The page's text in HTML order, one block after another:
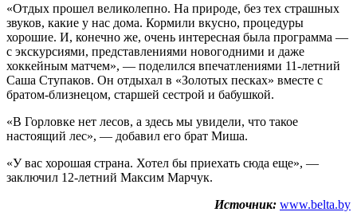
«Отдых прошел великолепно. На природе, без тех страшных
звуков, какие у нас дома. Кормили вкусно, процедуры
хорошие. И, конечно же, очень интересная была программа —
с экскурсиями, представлениями новогодними и даже
хоккейным матчем», — поделился впечатлениями 11-летний
Саша Ступаков. Он отдыхал в «Золотых песках» вместе с
братом-близнецом, старшей сестрой и бабушкой.
«В Горловке нет лесов, а здесь мы увидели, что такое
настоящий лес», — добавил его брат Миша.
«У вас хорошая страна. Хотел бы приехать сюда еще», —
заключил 12-летний Максим Марчук.
Источник: www.belta.by